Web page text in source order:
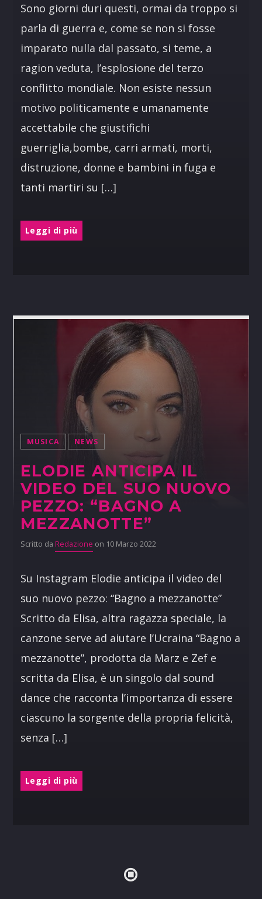
Sono giorni duri questi, ormai da troppo si
parla di guerra e, come se non si fosse
imparato nulla dal passato, si teme, a
ragion veduta, l’esplosione del terzo
conflitto mondiale. Non esiste nessun
motivo politicamente e umanamente
accettabile che giustifichi
guerriglia,bombe, carri armati, morti,
distruzione, donne e bambini in fuga e
tanti martiri su […]
Leggi di più
MUSICA NEWS
ELODIE ANTICIPA IL
VIDEO DEL SUO NUOVO
PEZZO: “BAGNO A
MEZZANOTTE”
Scritto da Redazione on 10 Marzo 2022
Su Instagram Elodie anticipa il video del
suo nuovo pezzo: “Bagno a mezzanotte”
Scritto da Elisa, altra ragazza speciale, la
canzone serve ad aiutare l’Ucraina “Bagno a
mezzanotte”, prodotta da Marz e Zef e
scritta da Elisa, è un singolo dal sound
dance che racconta l’importanza di essere
ciascuno la sorgente della propria felicità,
senza […]
Leggi di più